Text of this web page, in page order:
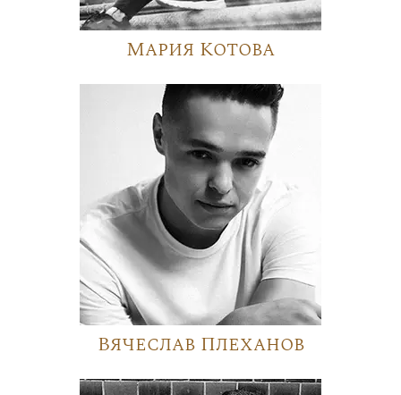
Мария Котова
Вячеслав Плеханов